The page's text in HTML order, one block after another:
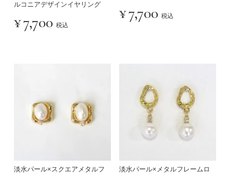
ルコニアデザインイヤリング
¥7,700 税込
¥7,700 税込
淡水パール×スクエアメタルフ
淡水パール×メタルフレームロ